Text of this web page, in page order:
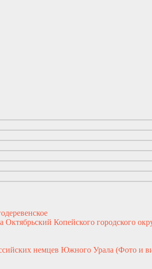
Копейского городского
немцев Южного Урала (Фото и